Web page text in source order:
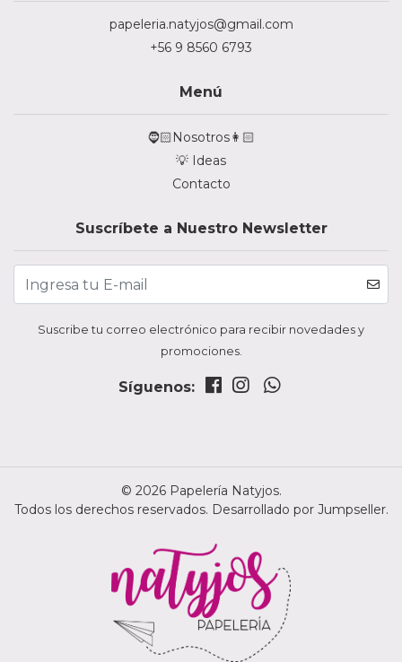
papeleria.natyjos@gmail.com
+56 9 8560 6793
Menú
🧔🏻Nosotros👩🏻
💡 Ideas
Contacto
Suscríbete a Nuestro Newsletter
Suscribe tu correo electrónico para recibir novedades y
promociones.
Síguenos:
© 2026 Papelería Natyjos.
Todos los derechos reservados. Desarrollado por Jumpseller.